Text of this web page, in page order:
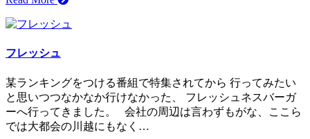
フレッシュ
某ランキングをつける番組で特集されてから 行ってみたい
と思いつつなかなか行けなかった、 フレッシュネスバーガ
ーへ行ってきました。 会社の周辺は言わずもがな、ここら
では大都会の川越にもなく…